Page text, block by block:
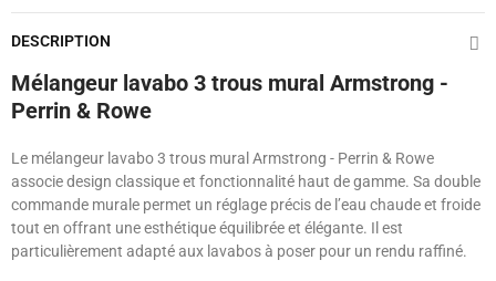
DESCRIPTION
Mélangeur lavabo 3 trous mural Armstrong -
Perrin & Rowe
Le mélangeur lavabo 3 trous mural Armstrong - Perrin & Rowe
associe design classique et fonctionnalité haut de gamme. Sa double
commande murale permet un réglage précis de l’eau chaude et froide
tout en offrant une esthétique équilibrée et élégante. Il est
particulièrement adapté aux lavabos à poser pour un rendu raffiné.